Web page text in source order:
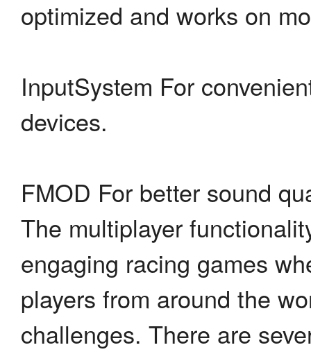
optimized and works on
InputSystem For
devices.
FMOD For better sound
The multiplayer
engaging racing games
players from around the
challenges. There are